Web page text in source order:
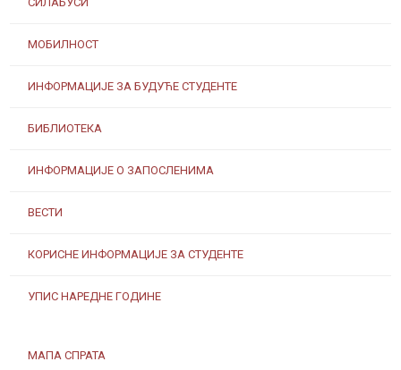
МОБИЛНОСТ
ИНФОРМАЦИЈЕ ЗА БУДУЋЕ СТУДЕНТЕ
БИБЛИОТЕКА
ИНФОРМАЦИЈЕ О ЗАПОСЛЕНИМА
ВЕСТИ
КОРИСНЕ ИНФОРМАЦИЈЕ ЗА СТУДЕНТЕ
УПИС НАРЕДНЕ ГОДИНЕ
МАПА СПРАТА